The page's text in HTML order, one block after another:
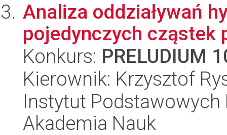
Analiza oddziaływań
pojedynczych cząstek
Konkurs: PRELUDIUM
Kierownik: Krzysztof
Instytut
Akademia Nauk